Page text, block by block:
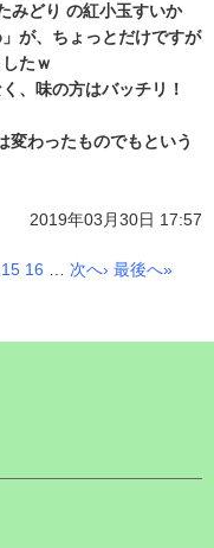
みどり の紅小玉すいか
」が、ちょっとだけですが
たｗ
、味の方はバッチリ！
変わったものでもという
2019年03月30日 17:57
15 16 次へ› 最後へ»